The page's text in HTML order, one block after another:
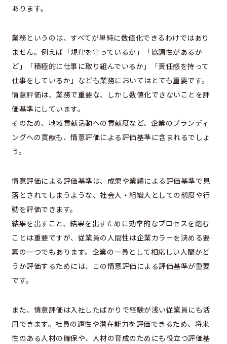
あります。
業務というのは、すべてが単純に数値化できるわけではあり
ません。例えば「規律を守っているか」「協調性があるか
ど」「積極的に仕事に取り組んでいるか」「責任感を持って
仕事をしているか」なども業務においてはとても重要です。
情意評価は、業務で重要な、しかし数値化できないことを評
価基準にしています。
そのため、地域貢献活動への貢献度など、企業のブランディ
ングへの貢献も、情意評価による評価基準に含まれるでしょ
う。
情意評価による評価基準は、成果や業績による評価基準で見
落とされてしまうような、社会人・組織人としての態度や行
動を評価できます。
結果を出すこと、結果を出すために効率的なプロセスを踏む
ことは重要ですが、従業員の人間性は企業カラーを決める要
素の一つでもあります。企業の一員として相応しい人間かど
うか評価するためには、この情意評価による評価基準が重要
です。
また、情意評価は入社したばかりで経験が浅い従業員にも活
用できます。社員の適性や潜在能力を評価できるため、将来
性のある人材の確保や、人材の育成のためにも役立つ評価基